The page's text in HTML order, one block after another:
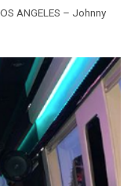
ANGELES – Johnny